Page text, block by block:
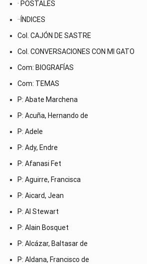
· POSTALES
··ÍNDICES
Col. CAJÓN DE SASTRE
Col. CONVERSACIONES CON MI GATO
Com: BIOGRAFÍAS
Com: TEMAS
P: Abate Marchena
P: Acuña, Hernando de
P: Adele
P: Ady, Endre
P: Afanasi Fet
P: Aguirre, Francisca
P: Aicard, Jean
P: Al Stewart
P: Alain Bosquet
P: Alcázar, Baltasar de
P: Aldana, Francisco de